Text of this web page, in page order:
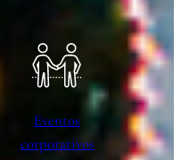
Eventos
corporativos